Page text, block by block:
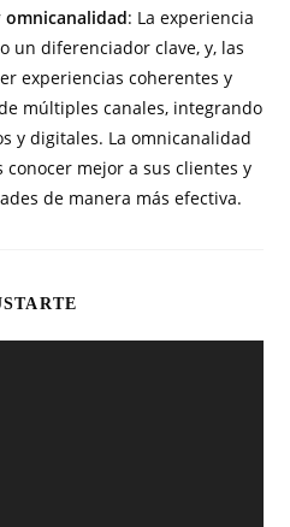
omnicanalidad: La experiencia
un diferenciador clave, y, las
experiencias coherentes y
múltiples canales, integrando
y digitales. La omnicanalidad
mejor a sus clientes y
de manera más efectiva.